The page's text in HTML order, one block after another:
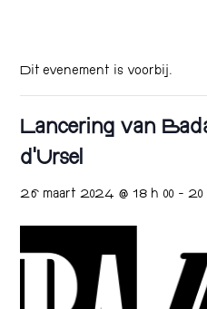
Dit evenement is voorbij.
Lancering van
d’Ursel
26 maart 2024 @ 18 h 00 -20